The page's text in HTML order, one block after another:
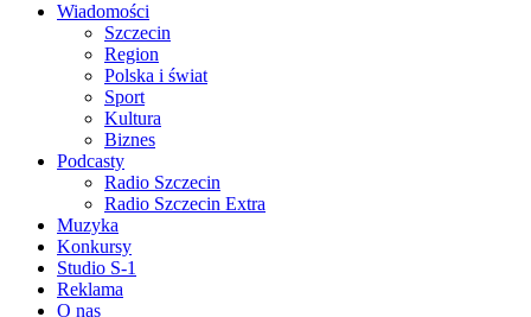
Wiadomości
Szczecin
Region
Polska i świat
Sport
Kultura
Biznes
Podcasty
Radio Szczecin
Radio Szczecin Extra
Muzyka
Konkursy
Studio S-1
Reklama
O nas